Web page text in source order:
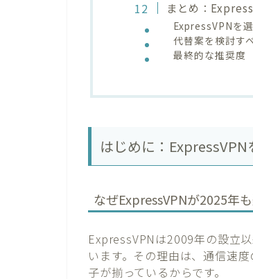
まとめ：
ExpressVPNを
代替案を検討す
最終的な推奨度
はじめに：
なぜExpressVPNが2025年
ExpressVPNは2009年の設立
います。その理由は、通信速
子が揃っているからです。